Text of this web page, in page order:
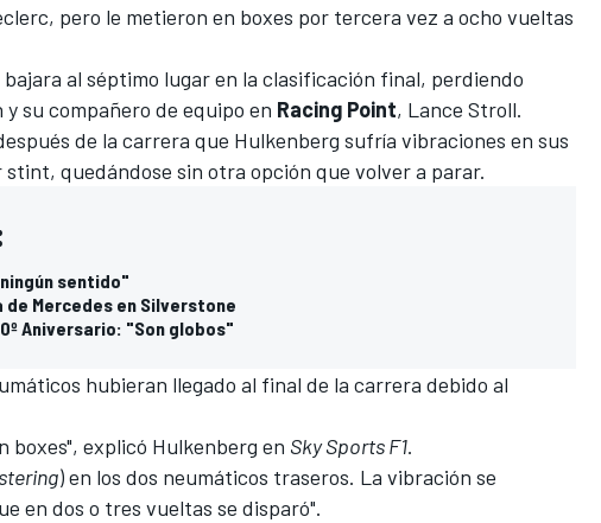
, pero le metieron en boxes por tercera vez a ocho vueltas
al séptimo lugar en la clasificación final, perdiendo
y su compañero de equipo en Racing Point, Lance Stroll.
de la carrera que Hulkenberg sufría vibraciones en sus
quedándose sin otra opción que volver a parar.
sentido"
Mercedes en Silverstone
Aniversario: "Son globos"
hubieran llegado al final de la carrera debido al
boxes", explicó Hulkenberg en Sky Sports F1.
) en los dos neumáticos traseros. La vibración se
en dos o tres vueltas se disparó".